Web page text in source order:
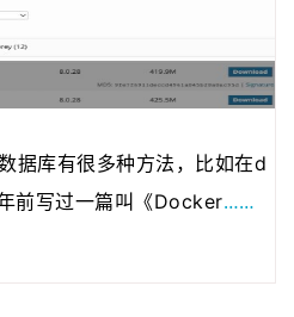
据库有很多种方法，比如在d
前写过一篇叫《Docker……